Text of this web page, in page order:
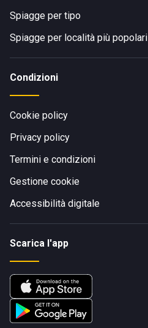
Spiagge per tipo
Spiagge per località più popolari
Condizioni
Cookie policy
Privacy policy
Termini e condizioni
Gestione cookie
Accessibilità digitale
Scarica l'app